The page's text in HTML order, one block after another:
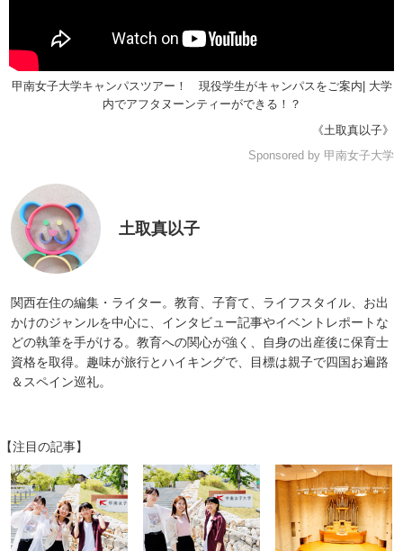
甲南女子大学キャンパスツアー！ 現役学生がキャンパスをご案内| 大学
内でアフタヌーンティーができる！？
《土取真以子》
Sponsored by 甲南女子大学
土取真以子
関西在住の編集・ライター。教育、子育て、ライフスタイル、お出
かけのジャンルを中心に、インタビュー記事やイベントレポートな
どの執筆を手がける。教育への関心が強く、自身の出産後に保育士
資格を取得。趣味が旅行とハイキングで、目標は親子で四国お遍路
＆スペイン巡礼。
【注目の記事】